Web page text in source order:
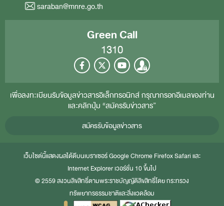
saraban@mnre.go.th
Green Call
1310
เพื่อลงทะเบียนรับข้อมูลข่าวสารอิเล็กทรอนิกส์ กรุณากรอกอีเมลของท่าน
และคลิกปุ่ม “สมัครรับข่าวสาร”
สมัครรับข้อมูลข่าวสาร
เว็บไซต์นี้แสดงผลได้ดีบนเบราเซอร์Google Chrome FirefoxSafari และ
Internet Explorer เวอร์ชั่น 10 ขึ้นไป
© 2559 สงวนลิขสิทธิ์ตามพระราชบัญญัติลิขสิทธิ์โดย กระทรวง
ทรัพยากรธรรมชาติและสิ่งแวดล้อม